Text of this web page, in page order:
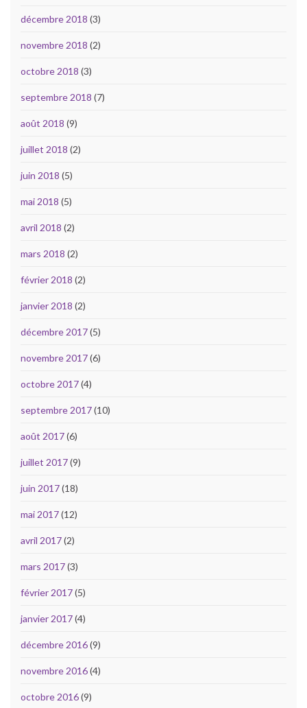
décembre 2018 (3)
novembre 2018 (2)
octobre 2018 (3)
septembre 2018 (7)
août 2018 (9)
juillet 2018 (2)
juin 2018 (5)
mai 2018 (5)
avril 2018 (2)
mars 2018 (2)
février 2018 (2)
janvier 2018 (2)
décembre 2017(5)
novembre 2017(6)
octobre 2017(4)
septembre 2017(10)
août 2017(6)
juillet 2017(9)
juin 2017(18)
mai 2017(12)
avril 2017(2)
mars 2017(3)
février 2017(5)
janvier 2017(4)
décembre 2016(9)
novembre 2016(4)
octobre 2016(9)